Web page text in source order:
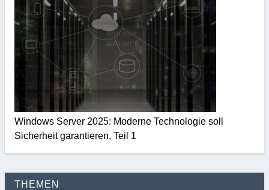
Windows Server 2025: Moderne Technologie soll
Sicherheit garantieren, Teil 1
THEMEN